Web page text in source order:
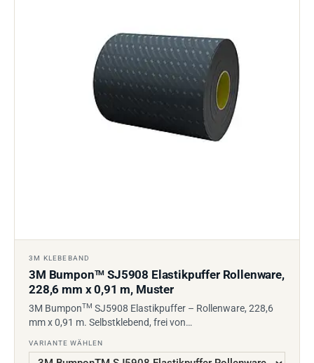
3M KLEBEBAND
3M BumponTM SJ5908 Elastikpuffer Rollenware,
228,6 mm x 0,91 m, Muster
3M BumponTM SJ5908 Elastikpuffer – Rollenware, 228,6
mm x 0,91 m. Selbstklebend, frei von…
VARIANTE WÄHLEN